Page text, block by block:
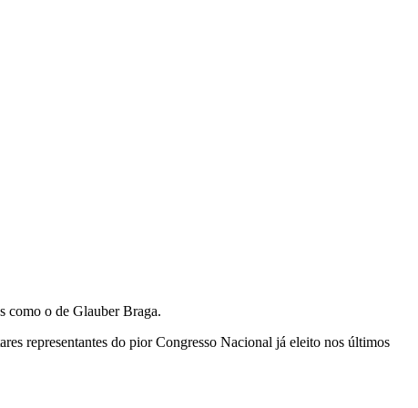
como o de Glauber Braga.
representantes do pior Congresso Nacional já eleito nos últimos